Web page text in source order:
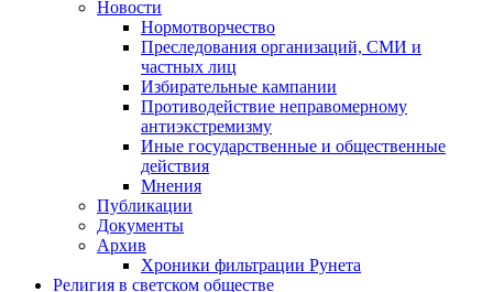
Новости
Нормотворчество
Преследования организаций, СМИ и
частных лиц
Избирательные кампании
Противодействие неправомерному
антиэкстремизму
Иные государственные и общественные
действия
Мнения
Публикации
Документы
Архив
Хроники фильтрации Рунета
Религия в светском обществе